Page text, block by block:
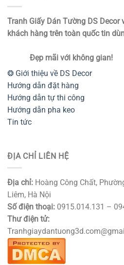
Tranh Giấy Dán Tường DS Decor
khách hàng trên toàn quốc tin
Đẹp mãi với không
❂ Giới thiệu về DS Decor
Hướng dẫn đặt hàng
Hướng dẫn tự thi công
Hướng dẫn pha keo
Tin tức
ĐỊA CHỈ LIÊN HỆ
Địa chỉ: Hoàng Công Chất,
Liêm, Hà Nội
Số điện thoại: 0915.014.131 –
Thư điện tử: